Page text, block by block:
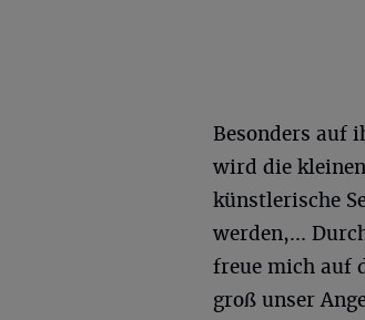
Besonders auf
wird die
künstlerische
werden,...
freue mich auf
groß unser